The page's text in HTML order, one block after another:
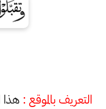
التعريف بالموقع : هذا